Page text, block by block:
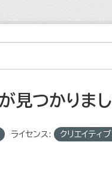
見つかりま
ライセンス: クリエイティ